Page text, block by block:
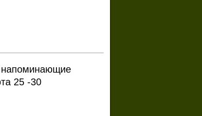
напоминающие
25 -30